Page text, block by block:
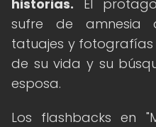
historias. El
sufre de amnesia
tatuajes y
de su vida y su
esposa.
Los flashbacks en